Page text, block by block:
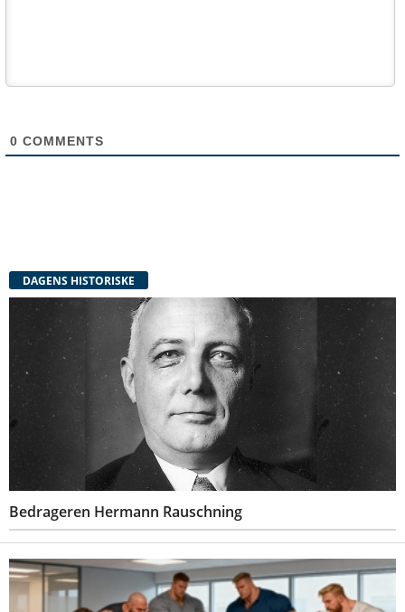
0 COMMENTS
DAGENS HISTORISKE
Bedrageren Hermann Rauschning